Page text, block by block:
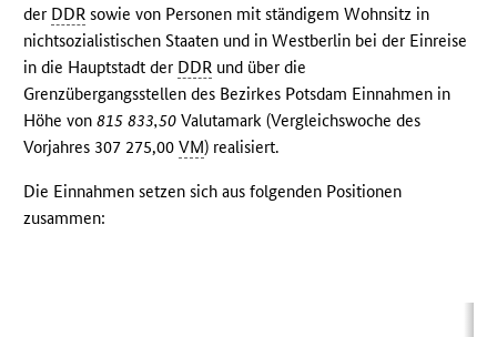
der DDR sowie von Personen mit ständigem Wohnsitz in
nichtsozialistischen Staaten und in Westberlin bei der Einreise
in die Hauptstadt der DDR und über die
Grenzübergangsstellen des Bezirkes Potsdam Einnahmen in
Höhe von815 833,50 Valutamark (Vergleichswoche des
Vorjahres 307 275,00VM) realisiert.
Die Einnahmen setzen sich aus folgenden Positionen
zusammen: